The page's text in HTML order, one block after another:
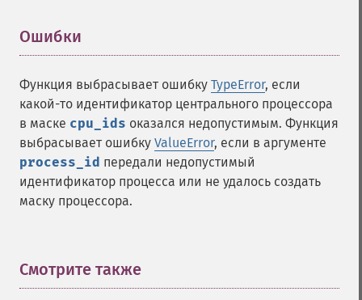
Ошибки
Функция выбрасывает ошибку TypeError, если
какой-то идентификатор центрального процессора
в маске cpu_ids оказался недопустимым. Функция
выбрасывает ошибку ValueError, если в аргументе
process_id передали недопустимый
идентификатор процесса или не удалось создать
маску процессора.
Смотрите также